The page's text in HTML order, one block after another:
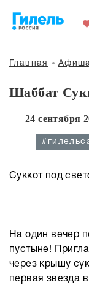
Главная
Шаббат
24 сентября
Суккот под
На один вечер
пустыне!
через крышу
первая звезда